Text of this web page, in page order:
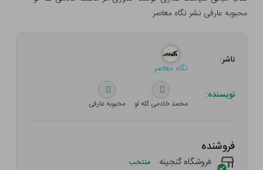
محبوبه عارفی نشر نگاه معاصر
ناشر:
نگاه معاصر
نویسنده:
محمد خادمی کله لو محبوبه عارفی
فروشنده
فروشگاه گنجینه منتخب